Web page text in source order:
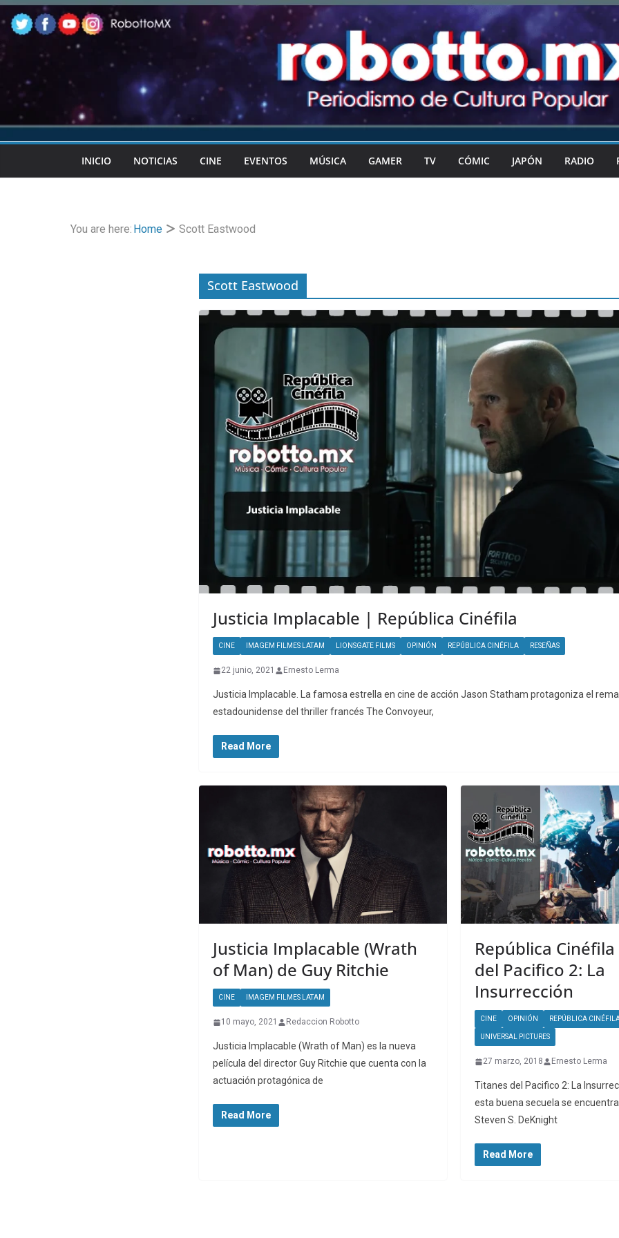
Skip
to
content
INICIO NOTICIAS CINE EVENTOS MÚSICA GAMER TV CÓMIC JAPÓN RADIO
You are here: Home Scott Eastwood
Scott Eastwood
Justicia Implacable | República Cinéfila
CINE IMAGEM FILMES LATAM LIONSGATE FILMS OPINIÓN REPÚBLICA CINÉFILA RESEÑAS
22 junio, 2021 Ernesto Lerma
Justicia Implacable. La famosa estrella en cine de acción Jason Statham protagoniza el
estadounidense del thriller francés The Convoyeur,
Read More
Justicia Implacable (Wrath
of Man) de Guy Ritchie
CINE IMAGEM FILMES LATAM
10 mayo, 2021 Redaccion Robotto
Justicia Implacable (Wrath of Man) es la nueva
película del director Guy Ritchie que cuenta con la
actuación protagónica de
Read More
República
del Pacifico 2: La
Insurrección
CINE OPINIÓN REPÚBLICA
UNIVERSAL PICTURES
27 marzo, 2018 Ernesto Lerma
Titanes del Pacifico 2: La
esta buena secuela se
Steven S. DeKnight
Read More